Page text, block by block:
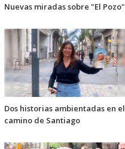
Nuevas miradas sobre "El Pozo"
Dos historias ambientadas en el
camino de Santiago